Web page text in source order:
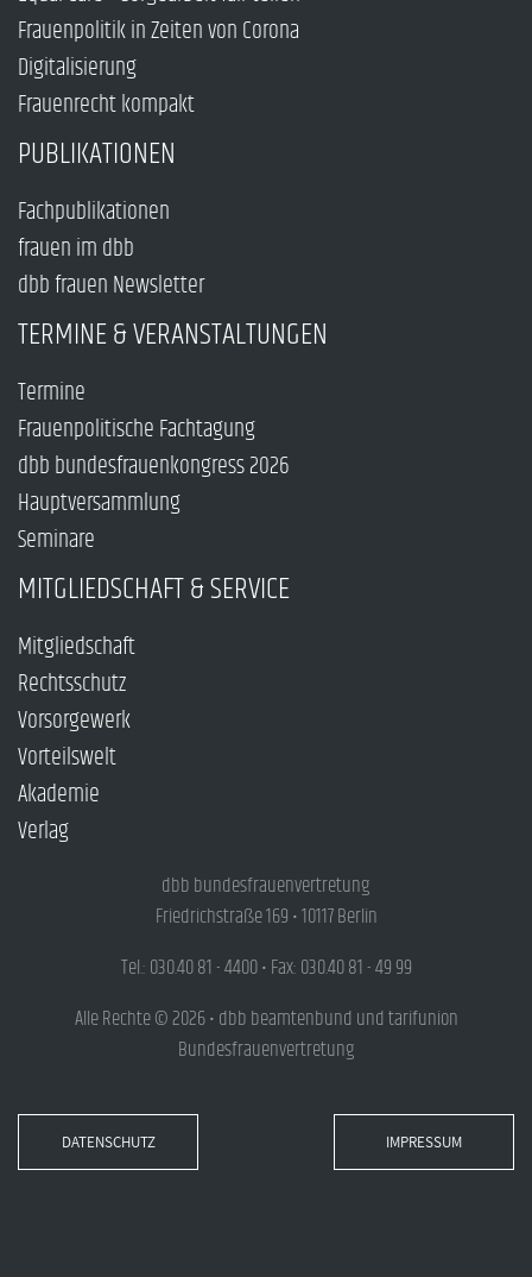
Frauenpolitik in Zeiten von Corona
Digitalisierung
Frauenrecht kompakt
PUBLIKATIONEN
Fachpublikationen
frauen im dbb
dbb frauen Newsletter
TERMINE & VERANSTALTUNGEN
Termine
Frauenpolitische Fachtagung
dbb bundesfrauenkongress 2026
Hauptversammlung
Seminare
MITGLIEDSCHAFT & SERVICE
Mitgliedschaft
Rechtsschutz
Vorsorgewerk
Vorteilswelt
Akademie
Verlag
dbb bundesfrauenvertretung
Friedrichstraße 169 • 10117 Berlin
Tel.: 030.40 81 - 4400 • Fax: 030.40 81 - 49 99
Alle Rechte © 2026 • dbb beamtenbund und tarifunion
Bundesfrauenvertretung
DATENSCHUTZ IMPRESSUM